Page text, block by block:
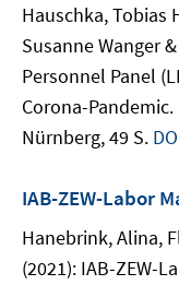
Hauschka, Tobias
Susanne Wanger
Personnel Panel
Corona-
Nürnberg, 49 S.
IAB-ZEW-Labor
Hanebrink, Alina,
(2021): IAB-ZEW-